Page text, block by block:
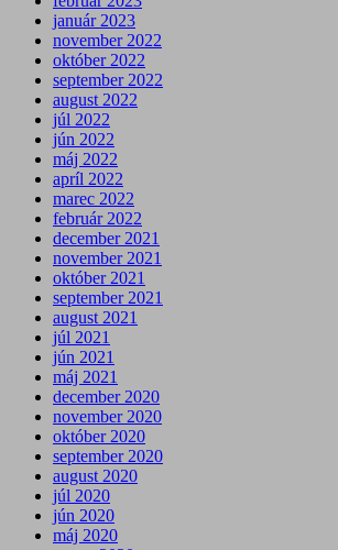
január 2023
november 2022
október 2022
september 2022
august 2022
júl 2022
jún 2022
máj 2022
apríl 2022
marec 2022
február 2022
december 2021
november 2021
október 2021
september 2021
august 2021
júl 2021
jún 2021
máj 2021
december 2020
november 2020
október 2020
september 2020
august 2020
júl 2020
jún 2020
máj 2020